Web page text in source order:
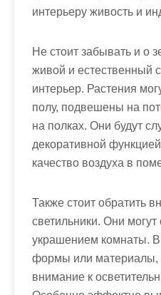
интерьеру живость и
Не стоит забывать и о
живой и естественный
интерьер. Растения
полу, подвешены на
на полках. Они будут
декоративной
качество воздуха в
Также стоит обратить
светильники. Они
украшением комнаты.
формы или материалы,
внимание к